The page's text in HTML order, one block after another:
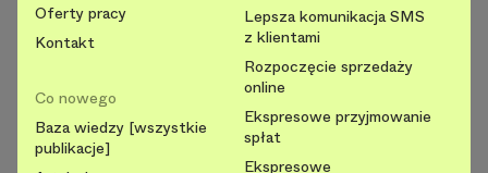
Oferty pracy
Kontakt
Co nowego
Baza wiedzy [wszystkie
publikacje]
Lepsza komunikacja SMS
z klientami
Rozpoczęcie sprzedaży
online
Ekspresowe przyjmowanie
spłat
Ekspresowe